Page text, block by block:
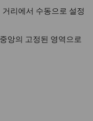
리에서 수동으로 설정
앙의 고정된 영역으로